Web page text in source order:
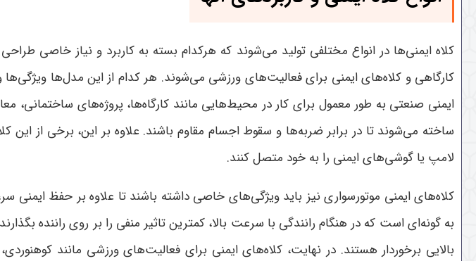
کلاه ایمنی‌ها در انواع مختلفی تولید می‌شوند که هرکدام بسته به کاربرد و نیاز خاصی
کارگاهی و کلاه‌های ایمنی برای فعالیت‌های ورزشی می‌شوند. هر کدام از این مدل‌ها ویژگی‌ها
ایمنی صنعتی به طور معمول برای کار در محیط‌هایی مانند کارگاه‌ها، پروژه‌های
ساخته می‌شوند تا در برابر ضربه‌ها و سقوط اجسام مقاوم باشند. علاوه بر این، برخی از این
لامپ یا گوشی‌های ایمنی را به خود متصل کنند.
کلاه‌های ایمنی موتورسواری نیز باید ویژگی‌های خاصی داشته باشند تا علاوه بر حفظ ایمنی
به گونه‌ای است که در هنگام رانندگی با سرعت بالا، کمترین تاثیر منفی را بر روی راننده
بالایی برخوردار هستند. در نهایت، کلاه‌های ایمنی برای فعالیت‌های ورزشی مانند